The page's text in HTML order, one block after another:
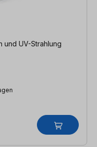
und UV-Strahlung